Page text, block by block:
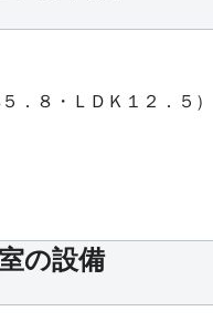
．８・ＬＤＫ１２．５）
の設備